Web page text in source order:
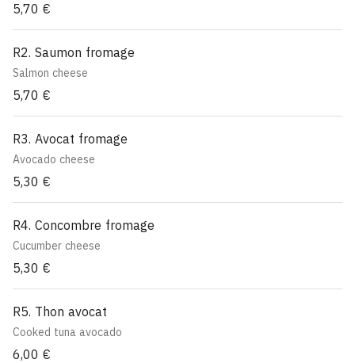
5,70 €
R2. Saumon fromage
Salmon cheese
5,70 €
R3. Avocat fromage
Avocado cheese
5,30 €
R4. Concombre fromage
Cucumber cheese
5,30 €
R5. Thon avocat
Cooked tuna avocado
6,00 €